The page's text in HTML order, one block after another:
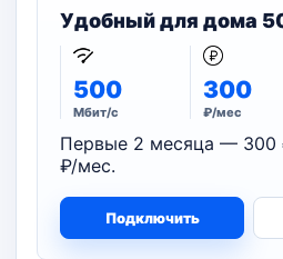
Удобный для дома
500
Мбит/с
300
₽/мес
Первые 2 месяца — 300
₽/мес.
Подключить